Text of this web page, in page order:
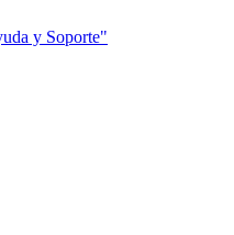
y Soporte"